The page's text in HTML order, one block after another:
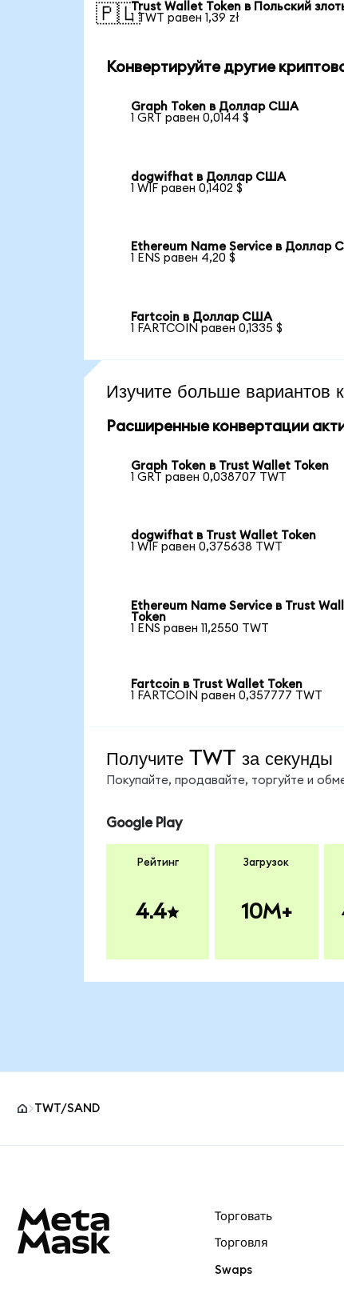
🇵🇱Trust Wallet Token в Польский
1 TWT равен 1,39 zł
Конвертируйте другие
Graph Token в Доллар США
1 GRT равен 0,0144 $
dogwifhat в Доллар США
1 WIF равен 0,1402 $
Ethereum Name Service в Доллар
1 ENS равен 4,20 $
Fartcoin в Доллар США
1 FARTCOIN равен 0,1335 $
Изучите больше вариантов
Расширенные конвертации
Graph Token в Trust Wallet Token
1 GRT равен 0,038707 TWT
dogwifhat в Trust Wallet Token
1 WIF равен 0,375638 TWT
Ethereum Name Service в Trust
Token
1 ENS равен 11,2550 TWT
Fartcoin в Trust Wallet Token
1 FARTCOIN равен 0,357777 TWT
Получите TWT за секунды
Покупайте, продавайте, торгуйте и
Google Play
Рейтинг
4.4
Загрузок
10M+
TWT/SAND
Торговать
Торговля
Swaps